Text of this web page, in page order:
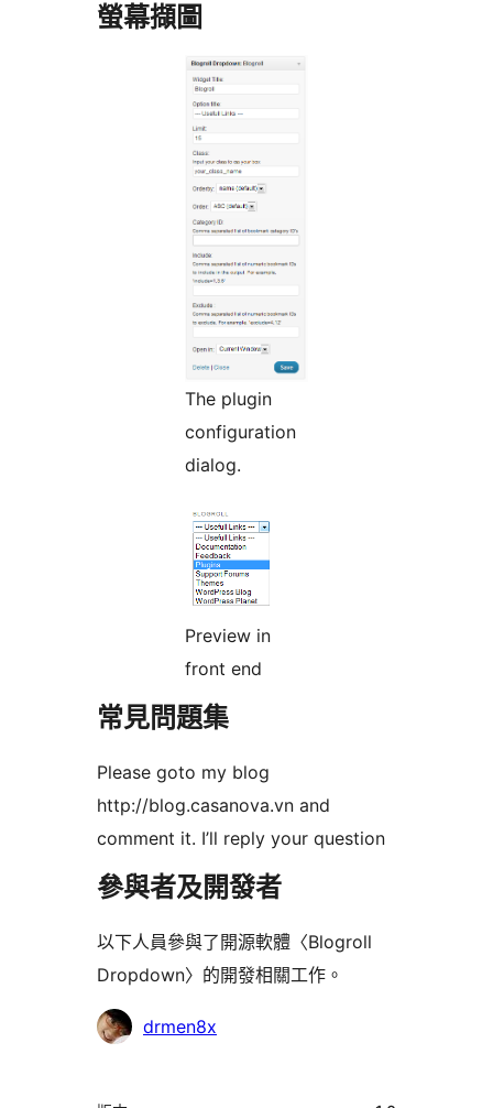
螢幕擷圖
The plugin
configuration
dialog.
Preview in
front end
常見問題集
Please goto my blog
http://blog.casanova.vn and
comment it. I’ll reply your question
參與者及開發者
以下人員參與了開源軟體〈Blogroll
Dropdown〉的開發相關工作。
參
drmen8x
中